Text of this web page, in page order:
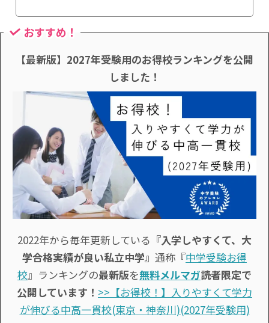
おすすめ！
【最新版】2027年受験用のお得校ランキングを公開
しました！
2022年から毎年更新している 『入学しやすくて、大
学合格実績が良い私立中学』 通称『中学受験お得
校』ランキングの最新版を無料メルマガ読者限定で
公開しています！ >>【お得校！】入りやすくて学力
が伸びる中高一貫校(東京・神奈川)(2027年受験用)